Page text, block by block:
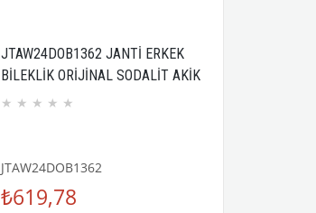
JTAW24DOB1362 JANTİ ERKEK
BİLEKLİK ORİJİNAL SODALİT AKİK
ve HEMATİT DOĞALTAŞ 8 MM
★ ★ ★ ★ ★
JTAW24DOB1362
₺619,78